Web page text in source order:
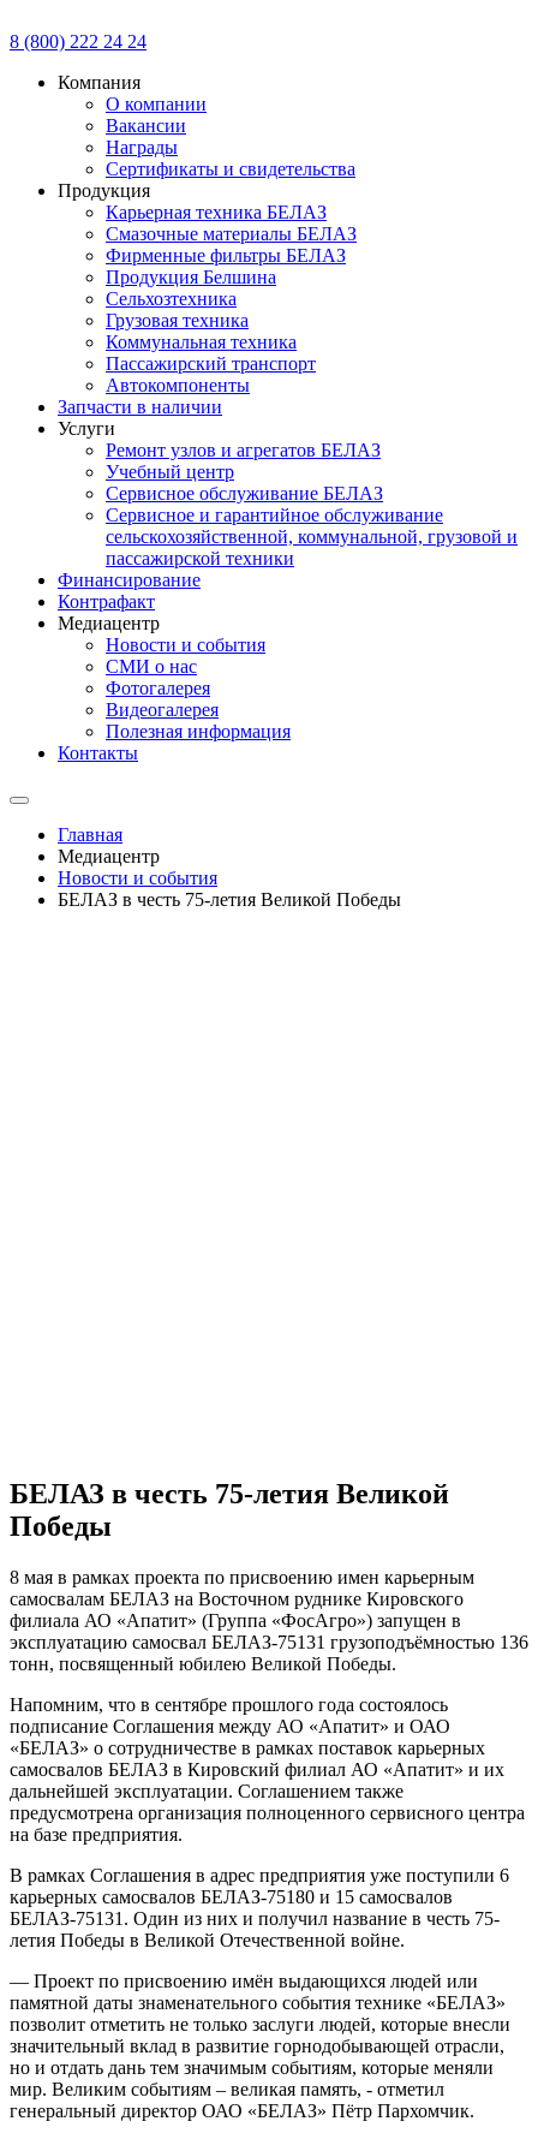
8 (800) 222 24 24
Компания
О компании
Вакансии
Награды
Сертификаты и свидетельства
Продукция
Карьерная техника БЕЛАЗ
Смазочные материалы БЕЛАЗ
Фирменные фильтры БЕЛАЗ
Продукция Белшина
Сельхозтехника
Грузовая техника
Коммунальная техника
Пассажирский транспорт
Автокомпоненты
Запчасти в наличии
Услуги
Ремонт узлов и агрегатов БЕЛАЗ
Учебный центр
Сервисное обслуживание БЕЛАЗ
Сервисное и гарантийное обслуживание
сельскохозяйственной, коммунальной, грузовой и
пассажирской техники
Финансирование
Контрафакт
Медиацентр
Новости и события
СМИ о нас
Фотогалерея
Видеогалерея
Полезная информация
Контакты
Главная
Медиацентр
Новости и события
БЕЛАЗ в честь 75-летия Великой Победы
БЕЛАЗ в честь 75-летия Великой
Победы
8 мая в рамках проекта по присвоению имен карьерным
самосвалам БЕЛАЗ на Восточном руднике Кировского
филиала АО «Апатит» (Группа «ФосАгро») запущен в
эксплуатацию самосвал БЕЛАЗ-75131 грузоподъёмностью 136
тонн, посвященный юбилею Великой Победы.
Напомним, что в сентябре прошлого года состоялось
подписание Соглашения между АО «Апатит» и ОАО
«БЕЛАЗ» о сотрудничестве в рамках поставок карьерных
самосвалов БЕЛАЗ в Кировский филиал АО «Апатит» и их
дальнейшей эксплуатации. Соглашением также
предусмотрена организация полноценного сервисного центра
на базе предприятия.
В рамках Соглашения в адрес предприятия уже поступили 6
карьерных самосвалов БЕЛАЗ-75180 и 15 самосвалов
БЕЛАЗ-75131. Один из них и получил название в честь 75-
летия Победы в Великой Отечественной войне.
— Проект по присвоению имён выдающихся людей или
памятной даты знаменательного события технике «БЕЛАЗ»
позволит отметить не только заслуги людей, которые внесли
значительный вклад в развитие горнодобывающей отрасли,
но и отдать дань тем значимым событиям, которые меняли
мир. Великим событиям – великая память, - отметил
генеральный директор ОАО «БЕЛАЗ» Пётр Пархомчик.